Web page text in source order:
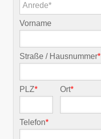
Anrede*
Vorname
Straße / Hausnummer*
PLZ* Ort*
Telefon*